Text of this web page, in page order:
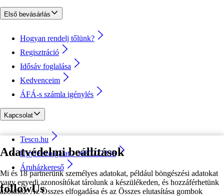
Adatvédelmi beállítások
Mi és 18 partnerünk személyes adatokat, például böngészési adatokat
vagy egyedi azonosítókat tárolunk a készülékeden, és hozzáférhetünk
azokhoz. Az Összes elfogadása és az Összes elutasítása gombok
Első bevásárlás
Hogyan rendelj tőlünk?
Regisztráció
Idősáv foglalása
Kedvenceim
ÁFÁ-s számla igénylés
Kapcsolat
Tesco.hu
Ügyfélszolgálat - 0680222333
Áruházkereső
followUs